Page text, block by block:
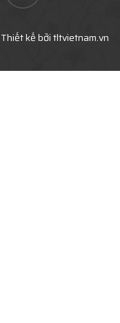
kế bởi tltvietnam.vn